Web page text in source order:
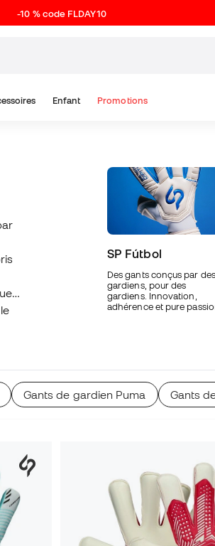
-10 % code FLDAY10
Enfant Promotions
SP Fútbol
Des gants conçus par des
gardiens, pour des
gardiens. Innovation,
adhérence et pure
Gants de gardien Puma Gants